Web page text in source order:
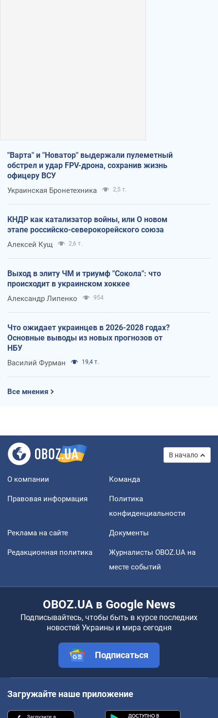
"Варта" и "Новатор" выдержали пулеметный
обстрел и удар FPV-дрона, сохранив жизнь
офицеру ВСУ
Украинская Бронетехника 2,5 т.
КНДР как катализатор войны, или О новом
этапе российско-северокорейского союза
Алексей Кущ 2,6 т.
Выход в элиту ЧМ и триумф "Сокола": что
происходит в украинском хоккее
Александр Липенко 954
Что ожидает украинцев в 2026-2028 годах?
Основные выводы из новых прогнозов от
НБУ
Василий Фурман 19,4 т.
Все мнения
В начало
О компании Команда
Правовая информация
Политика
конфиденциальности
Реклама на сайте Документы
Редакционная политика
Журналисты OBOZ.UA на
месте событий
OBOZ.UA в Google News
Подписывайтесь, чтобы быть в курсе последних
новостей Украины и мира сегодня
Подписаться
Загружайте наше приложение